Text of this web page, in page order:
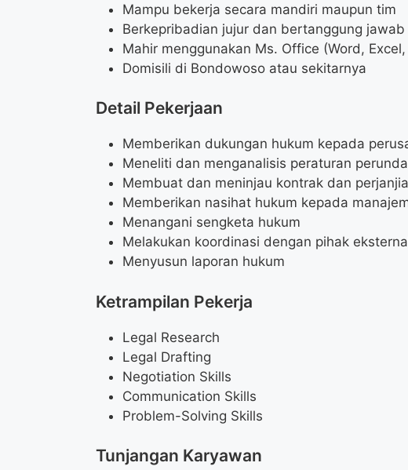
Mampu bekerja secara mandiri maupun tim
Berkepribadian jujur dan bertanggung jawab
Mahir menggunakan Ms. Office (Word,
Domisili di Bondowoso atau sekitarnya
Detail Pekerjaan
Memberikan dukungan hukum kepada
Meneliti dan menganalisis peraturan
Membuat dan meninjau kontrak dan
Memberikan nasihat hukum kepada
Menangani sengketa hukum
Melakukan koordinasi dengan pihak
Menyusun laporan hukum
Ketrampilan Pekerja
Legal Research
Legal Drafting
Negotiation Skills
Communication Skills
Problem-Solving Skills
Tunjangan Karyawan